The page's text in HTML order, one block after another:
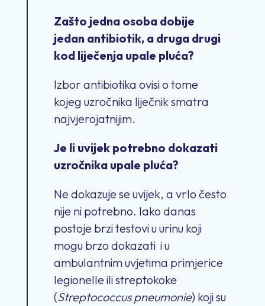
Zašto jedna osoba dobije
jedan antibiotik, a druga drugi
kod liječenja upale pluća?
Izbor antibiotika ovisi o tome
kojeg uzročnika liječnik smatra
najvjerojatnijim.
Je li uvijek potrebno dokazati
uzročnika upale pluća?
Ne dokazuje se uvijek, a vrlo često
nije ni potrebno. Iako danas
postoje brzi testovi u urinu koji
mogu brzo dokazati i u
ambulantnim uvjetima primjerice
legionelle ili streptokoke
(Streptococcus pneumonie) koji su